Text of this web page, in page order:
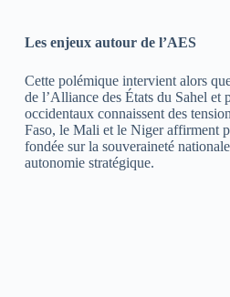
Les enjeux autour de l’AES
Cette polémique intervient alors
de l’Alliance des États du Sahel et
occidentaux connaissent des
Faso, le Mali et le Niger affirment
fondée sur la souveraineté
autonomie stratégique.